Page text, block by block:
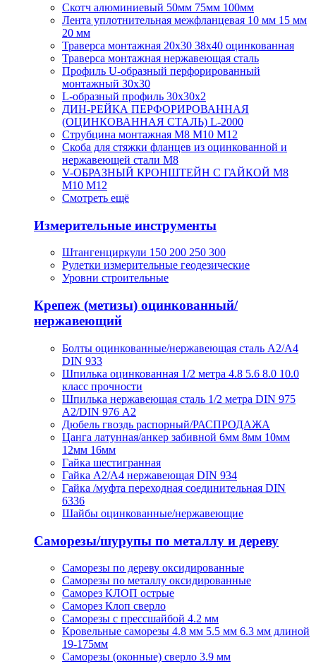
Скотч алюминиевый 50мм 75мм 100мм
Лента уплотнительная межфланцевая 10 мм 15 мм
20 мм
Траверса монтажная 20х30 38х40 оцинкованная
Траверса монтажная нержавеющая сталь
Профиль U-образный перфорированный
монтажный 30х30
L-образный профиль 30х30х2
ДИН-РЕЙКА ПЕРФОРИРОВАННАЯ
(ОЦИНКОВАННАЯ СТАЛЬ) L-2000
Струбцина монтажная М8 М10 М12
Скоба для стяжки фланцев из оцинкованной и
нержавеющей стали М8
V-ОБРАЗНЫЙ КРОНШТЕЙН С ГАЙКОЙ М8
М10 М12
Смотреть ещё
Измерительные инструменты
Штангенциркули 150 200 250 300
Рулетки измерительные геодезические
Уровни строительные
Крепеж (метизы) оцинкованный/
нержавеющий
Болты оцинкованные/нержавеющая сталь А2/А4
DIN 933
Шпилька оцинкованная 1/2 метра 4.8 5.6 8.0 10.0
класс прочности
Шпилька нержавеющая сталь 1/2 метра DIN 975
A2/DIN 976 А2
Дюбель гвоздь распорный/РАСПРОДАЖА
Цанга латунная/анкер забивной 6мм 8мм 10мм
12мм 16мм
Гайка шестигранная
Гайка А2/А4 нержавеющая DIN 934
Гайка /муфта переходная соединительная DIN
6336
Шайбы оцинкованные/нержавеющие
Саморезы/шурупы по металлу и дереву
Саморезы по дереву оксидированные
Саморезы по металлу оксидированные
Саморез КЛОП острые
Саморез Клоп сверло
Саморезы с прессшайбой 4.2 мм
Кровельные саморезы 4.8 мм 5.5 мм 6.3 мм длиной
19-175мм
Саморезы (оконные) сверло 3.9 мм